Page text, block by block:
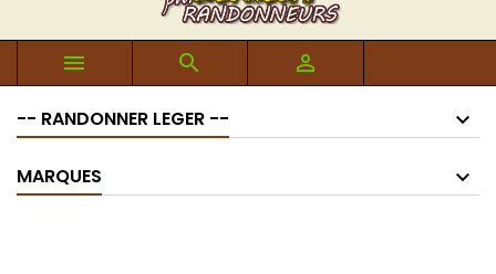
  
-- RANDONNER LEGER --
MARQUES